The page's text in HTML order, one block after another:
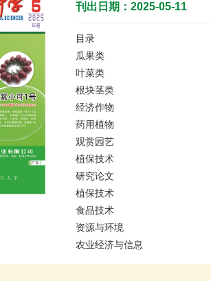
刊出日期：2025-05-11
目录
瓜果类
叶菜类
根块茎类
经济作物
药用植物
观赏园艺
植保技术
研究论文
植保技术
食品技术
资源与环境
农业经济与信息